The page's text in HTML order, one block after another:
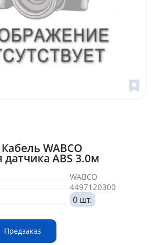
WABCO
ABS 3.0м
WABCO
4497120300
0 шт.
Предзаказ